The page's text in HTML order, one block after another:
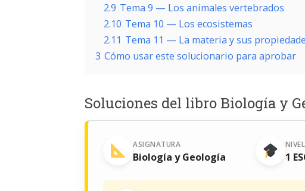
2.9 Tema 9 — Los animales vertebrados
2.10 Tema 10 — Los ecosistemas
2.11 Tema 11 — La materia y sus
3 Cómo usar este solucionario para aprobar
Soluciones del libro Biología y
ASIGNATURA
Biología y Geología 1